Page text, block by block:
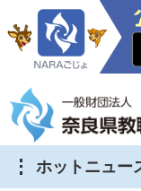
ホットニュー